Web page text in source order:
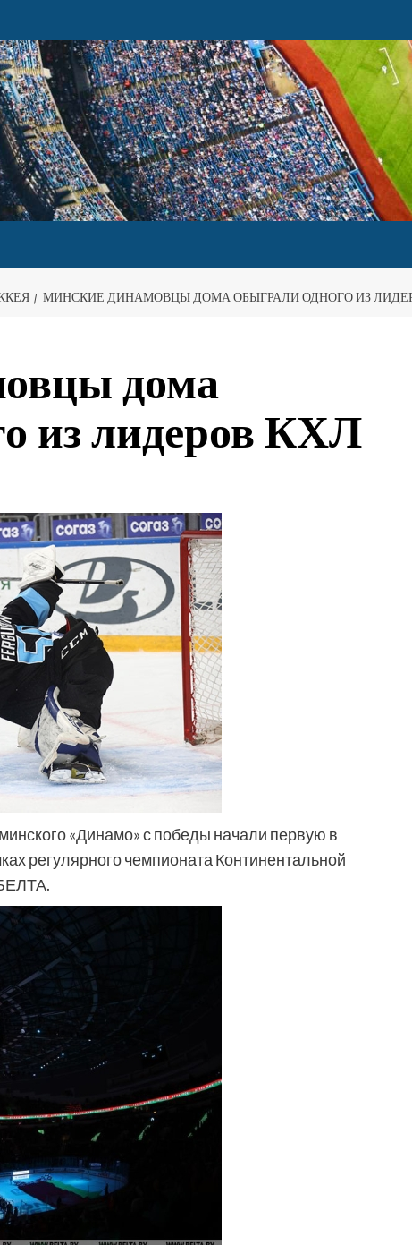
МИНСКИЕ ДИНАМОВЦЫ ДОМА ОБЫГРАЛИ ОДНОГО ИЗ
дома
из лидеров КХЛ
«Динамо» с победы начали первую в
регулярного чемпионата Континентальной